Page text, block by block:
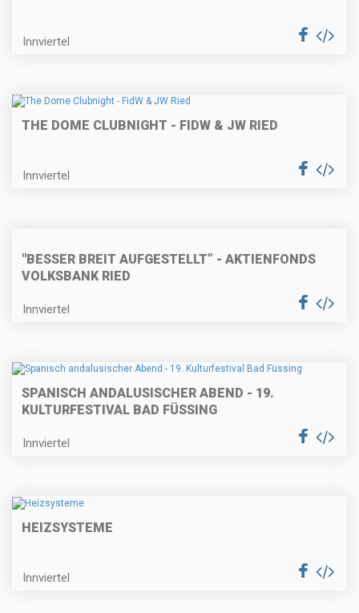
Innviertel
THE DOME CLUBNIGHT - FIDW & JW RIED
Innviertel
"BESSER BREIT AUFGESTELLT” - AKTIENFONDS
VOLKSBANK RIED
Innviertel
SPANISCH ANDALUSISCHER ABEND - 19.
KULTURFESTIVAL BAD FÜSSING
Innviertel
HEIZSYSTEME
Innviertel